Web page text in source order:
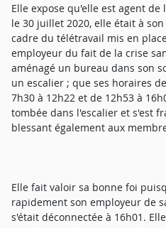
Elle expose qu'elle est agent de
le 30 juillet 2020, elle était à
cadre du télétravail mis en
employeur du fait de la crise
aménagé un bureau dans son
un escalier ; que ses horaires
7h30 à 12h22 et de 12h53 à
tombée dans l'escalier et s'est
blessant également aux
Elle fait valoir sa bonne foi
rapidement son employeur de
s'était déconnectée à 16h01.